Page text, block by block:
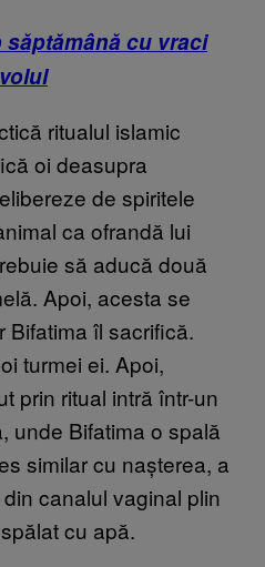
săptămână cu vraci
ritualul islamic
oi deasupra
de spiritele
ca ofrandă lui
să aducă două
Apoi, acesta se
Bifatima îl sacrifică.
turmei ei. Apoi,
prin ritual intră într-un
unde Bifatima o spală
similar cu nașterea, a
canalul vaginal plin
cu apă.